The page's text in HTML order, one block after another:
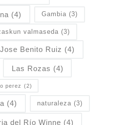
(4) Gambia (3)
valmaseda (3)
Jose Benito Ruiz (4)
Las Rozas (4)
perez (2)
(4) naturaleza (3)
del Río Winne (4)